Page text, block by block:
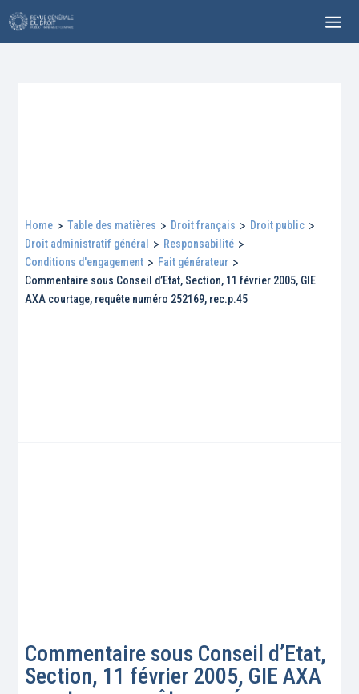
Home > Table des matières > Droit français > Droit public >
Droit administratif général
> Responsabilité >
Conditions d'engagement > Fait générateur >
Commentaire sous Conseil d’Etat, Section, 11 février 2005, GIE
AXA courtage, requête numéro 252169, rec.p.45
Commentaire sous Conseil d’Etat,
Section, 11 février 2005, GIE AXA